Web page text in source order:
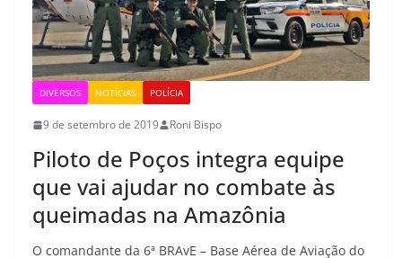
DIVERSOS NOTÍCIAS POLÍCIA
9 de setembro de 2019 Roni Bispo
Piloto de Poços integra equipe
que vai ajudar no combate às
queimadas na Amazônia
O comandante da 6ª BRAvE – Base Aérea de Aviação do